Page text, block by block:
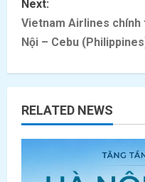
t
n
a
v
i
g
Next:
Vietnam Airlines chính
Nội – Cebu
RELATED NEWS